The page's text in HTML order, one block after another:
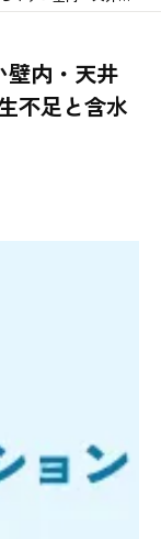
内・天井
不足と含水